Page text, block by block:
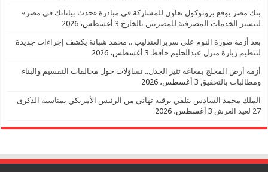
بنك مصر يوقع بروتوكول تعاون للمشاركة في مبادرة «حدث بياناتك في مصر»
لتيسير الخدمات المصرفية للمصريين بالخارج 3 أغسطس، 2026
بعد أزمة صورة النوم على سريرالعندليب .. محمد شبانة يكشف إجراءات جديدة
لتنظيم زيارة منزل عبدالحليم حافظ 3 أغسطس، 2026
أزمة أرض المحلج بمغاغة تثير الجدل.. تساؤلات حول مخالفات التقسيم والبناء
ومطالبات بالتحقيق 3 أغسطس، 2026
الملك محمد السادس يتلقي برقية تهاني من الرئيس الأمريكي بمناسبة الذكرى
27 لعيد العرش
3 أغسطس، 2026